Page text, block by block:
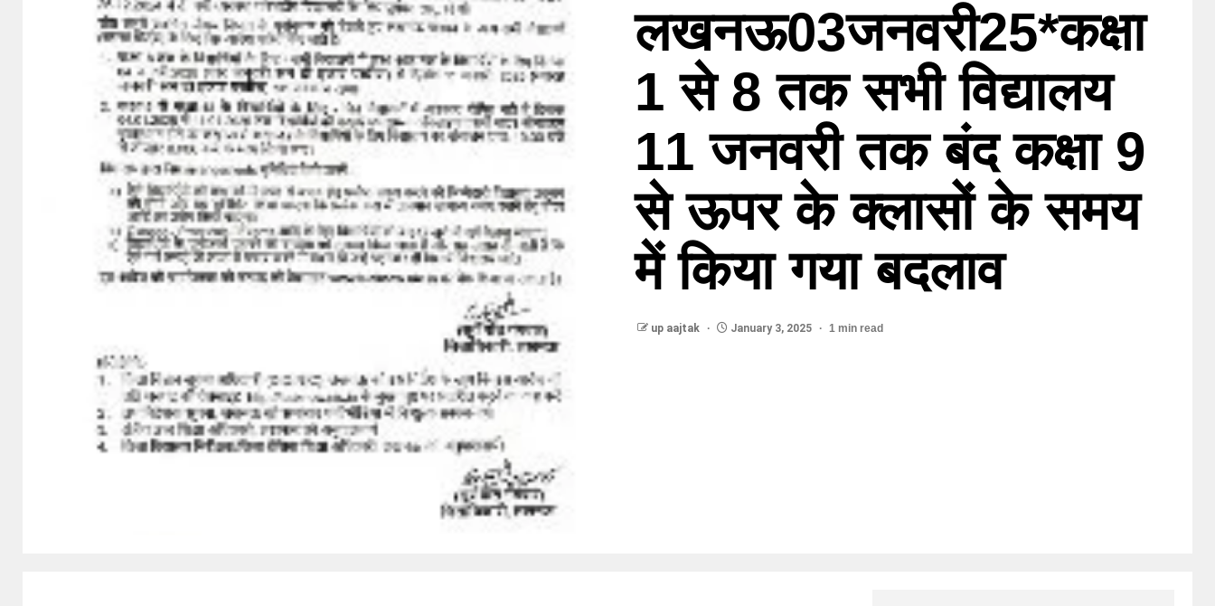
लखनऊ03जनवरी25*कक्षा
1 से 8 तक सभी विद्यालय
11 जनवरी तक बंद कक्षा 9
से ऊपर के क्लासों के समय
में किया गया बदलाव
up aajtak January 3, 2025 1 min read